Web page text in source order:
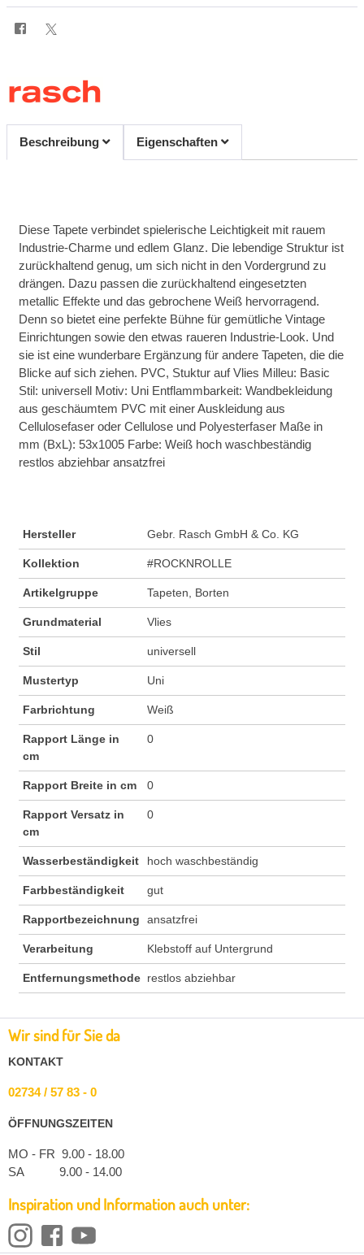
Beschreibung Eigenschaften
Diese Tapete verbindet spielerische Leichtigkeit mit rauem
Industrie-Charme und edlem Glanz. Die lebendige Struktur ist
zurückhaltend genug, um sich nicht in den Vordergrund zu
drängen. Dazu passen die zurückhaltend eingesetzten
metallic Effekte und das gebrochene Weiß hervorragend.
Denn so bietet eine perfekte Bühne für gemütliche Vintage
Einrichtungen sowie den etwas raueren Industrie-Look. Und
sie ist eine wunderbare Ergänzung für andere Tapeten, die die
Blicke auf sich ziehen. PVC, Stuktur auf Vlies Milleu: Basic
Stil: universell Motiv: Uni Entflammbarkeit: Wandbekleidung
aus geschäumtem PVC mit einer Auskleidung aus
Cellulosefaser oder Cellulose und Polyesterfaser Maße in
mm (BxL): 53x1005 Farbe: Weiß hoch waschbeständig
restlos abziehbar ansatzfrei
Hersteller Gebr. Rasch GmbH & Co. KG
Kollektion #ROCKNROLLE
Artikelgruppe Tapeten, Borten
Grundmaterial Vlies
Stil universell
Mustertyp Uni
Farbrichtung Weiß
Rapport Länge in
cm
0
Rapport Breite in cm 0
Rapport Versatz in
cm
0
Wasserbeständigkeit hoch waschbeständig
Farbbeständigkeit gut
Rapportbezeichnung ansatzfrei
Verarbeitung Klebstoff auf Untergrund
Entfernungsmethode restlos abziehbar
Wir sind für Sie da
KONTAKT
02734 / 57 83 - 0
ÖFFNUNGSZEITEN
MO - FR 9.00 - 18.00
SA 9.00 - 14.00
Inspiration und Information auch unter: